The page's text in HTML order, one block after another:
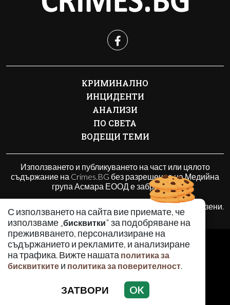
С използването на сайта вие приемате, че
използваме „бисквитки" за подобряване на
преживяването, персонализиране на
съдържанието и рекламите, и анализиране
на трафика. Вижте нашата политика за
бисквитките и политика за поверителност.
ЗАТВОРИ OK
КРИМИНАЛНО
ИНЦИДЕНТИ
АНАЛИЗИ
ПО СВЕТА
ВОДЕЩИ ТЕМИ
Използването и публикуването на част или цялото
съдържание на Crimes.BG без разрешение на Медийна
група Асмара ЕООД е забранено.
© 2010 - 2026 | Crimes.BG. Всички права запазени.
РЕКЛАМА
КОНТАКТИ
ОБЩИ УСЛОВИЯ
ПОЛИТИКА ЗА БИСКВИТКИТЕ